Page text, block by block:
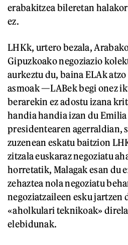
erabakitzea bileretan
ez.
LHKk, urtero bezala,
Gipuzkoako negoziazio
aurkeztu du, baina ELAk
asmoak —LABek begi onez
berarekin ez adostu izana
handia handia izan du
presidentearen agerraldian,
zuzenean eskatu baitzion
zitzala euskaraz negoziatu
horretatik, Malagak esan du
zehaztea nola negoziatu
negoziatzaileen esku jartzen
«aholkulari teknikoak»
elebidunak.